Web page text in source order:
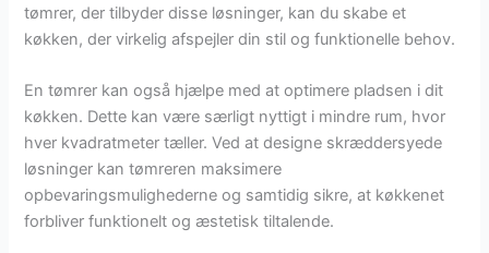
tømrer, der tilbyder disse løsninger, kan du skabe et
køkken, der virkelig afspejler din stil og funktionelle behov.
En tømrer kan også hjælpe med at optimere pladsen i dit
køkken. Dette kan være særligt nyttigt i mindre rum, hvor
hver kvadratmeter tæller. Ved at designe skræddersyede
løsninger kan tømreren maksimere
opbevaringsmulighederne og samtidig sikre, at køkkenet
forbliver funktionelt og æstetisk tiltalende.